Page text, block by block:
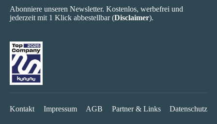
Abonniere unseren Newsletter. Kostenlos, werbefrei und
jederzeit mit 1 Klick abbestellbar (Disclaimer).
Kontakt Impressum AGB Partner & Links Datenschutz